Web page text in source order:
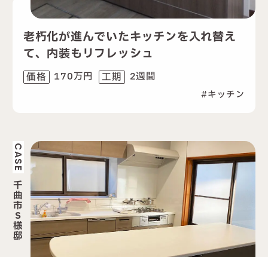
老朽化が進んでいたキッチンを入れ替え
て、内装もリフレッシュ
価格 170万円 工期 2週間
キッチン
CASE
千
曲
市
S
様
邸